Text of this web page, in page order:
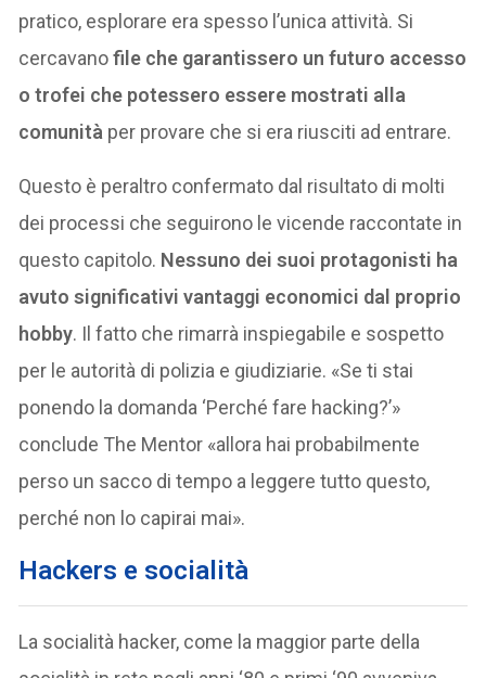
pratico, esplorare era spesso l’unica attività. Si
cercavanofile che garantissero un futuro accesso
o trofei che potessero essere mostrati alla
comunità per provare che si era riusciti ad entrare.
Questo è peraltro confermato dal risultato di molti
dei processi che seguirono le vicende raccontate in
questo capitolo. Nessuno dei suoi protagonisti ha
avuto significativi vantaggi economici dal proprio
hobby. Il fatto che rimarrà inspiegabile e sospetto
per le autorità di polizia e giudiziarie. «Se ti stai
ponendo la domanda ‘Perché fare hacking?’»
conclude The Mentor «allora hai probabilmente
perso un sacco di tempo a leggere tutto questo,
perché non lo capirai mai».
Hackers e socialità
La socialità hacker, come la maggior parte della